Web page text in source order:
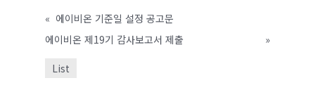
« 에이비온 기준일 설정 공고문
에이비온 제19기 감사보고서 제출
»
List